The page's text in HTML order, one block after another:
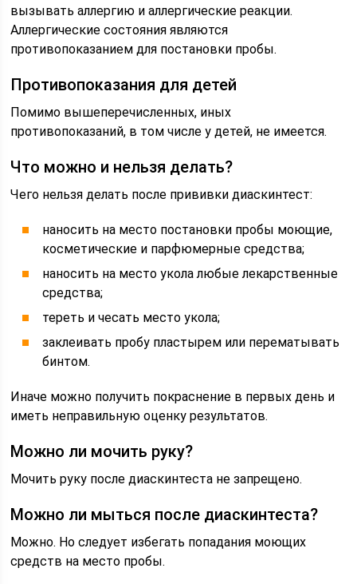
вызывать аллергию и аллергические реакции.
Аллергические состояния являются
противопоказанием для постановки пробы.
Противопоказания для детей
Помимо вышеперечисленных, иных
противопоказаний, в том числе у детей, не имеется.
Что можно и нельзя делать?
Чего нельзя делать после прививки диаскинтест:
наносить на место постановки пробы моющие,
косметические и парфюмерные средства;
наносить на место укола любые лекарственные
средства;
тереть и чесать место укола;
заклеивать пробу пластырем или перематывать
бинтом.
Иначе можно получить покраснение в первых день и
иметь неправильную оценку результатов.
Можно ли мочить руку?
Мочить руку после диаскинтеста не запрещено.
Можно ли мыться после диаскинтеста?
Можно. Но следует избегать попадания моющих
средств на место пробы.